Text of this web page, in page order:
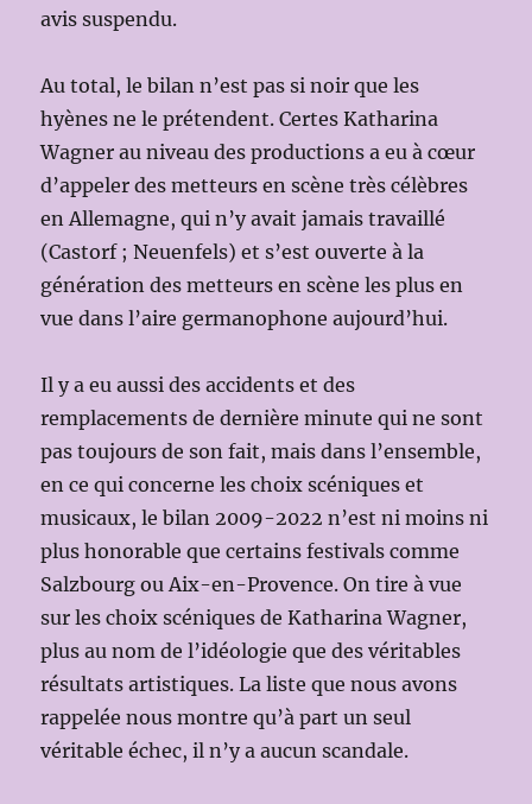
avis suspendu.
Au total, le bilan n’est pas si noir que les
hyènes ne le prétendent. Certes Katharina
Wagner au niveau des productions a eu à cœur
d’appeler des metteurs en scène très célèbres
en Allemagne, qui n’y avait jamais travaillé
(Castorf ; Neuenfels) et s’est ouverte à la
génération des metteurs en scène les plus en
vue dans l’aire germanophone aujourd’hui.
Il y a eu aussi des accidents et des
remplacements de dernière minute qui ne sont
pas toujours de son fait, mais dans l’ensemble,
en ce qui concerne les choix scéniques et
musicaux, le bilan 2009-2022 n’est ni moins ni
plus honorable que certains festivals comme
Salzbourg ou Aix-en-Provence. On tire à vue
sur les choix scéniques de Katharina Wagner,
plus au nom de l’idéologie que des véritables
résultats artistiques. La liste que nous avons
rappelée nous montre qu’à part un seul
véritable échec, il n’y a aucun scandale.